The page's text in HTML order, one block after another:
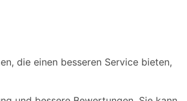
die einen besseren Service bieten,